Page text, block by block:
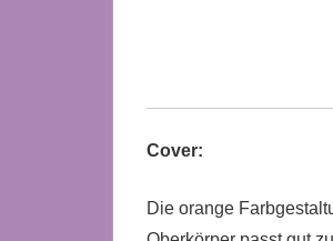
Cover:
Die orange